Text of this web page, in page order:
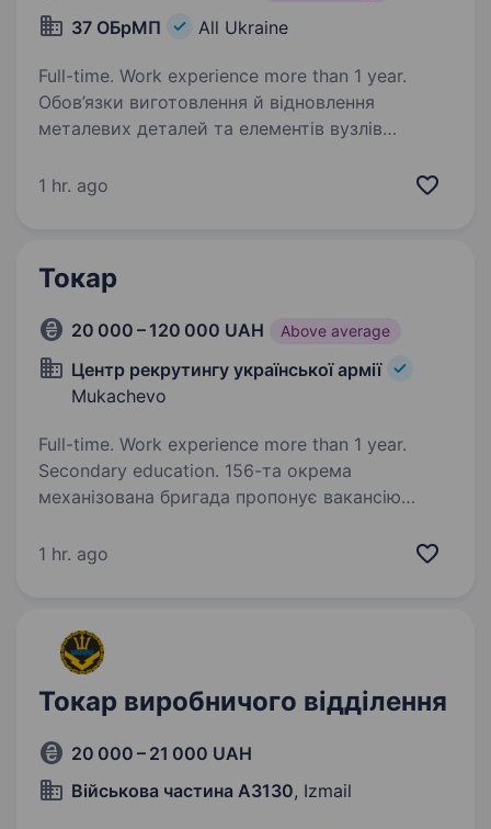
37 ОБрМП All Ukraine
Full-time. Work experience more than 1 year.
Обов’язки виготовлення й відновлення
металевих деталей та елементів вузлів
підготовка до роботи та поточне
1 hr. ago
Токар
20 000 – 120 000 UAH Above average
Центр рекрутингу української армії
Mukachevo
Full-time. Work experience more than 1 year.
Secondary education. 156-та окрема
механізована бригада пропонує вакансію
бригада — механізоване з'єднання Сухопутних
1 hr. ago
Токар виробничого відділення
20 000 – 21 000 UAH
Військова частина А3130, Izmail